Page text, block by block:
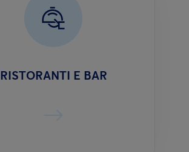
RISTORANTI E BAR